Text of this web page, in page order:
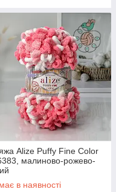
Alize Puffy Fine Color
малиново-рожево-
в наявності